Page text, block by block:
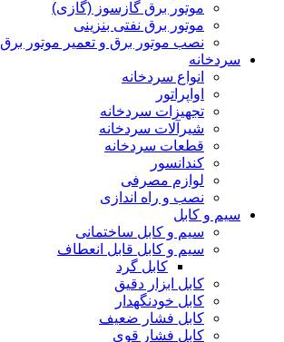
موتور برق گازسوز (گازی)
موتور برق نفتی بنزینی
نصب موتور برق و تعمیر موتور برق
سردخانه
انواع سردخانه
اواپراتور
تجهیزات سردخانه
شیرآلات سردخانه
قطعات سردخانه
کندانسور
لوازم مصرفی
نصب و راه اندازی
سیم و کابل
سیم و کابل ساختمانی
سیم و کابل قابل انعطاف
کابل گرد
کابل ابزار دقیق
کابل خودنگهدار
کابل فشار ضعیف
کابل فشار قوی